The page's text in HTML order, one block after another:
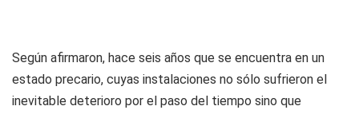
Según afirmaron, hace seis años que se encuentra en un
estado precario, cuyas instalaciones no sólo sufrieron el
inevitable deterioro por el paso del tiempo sino que